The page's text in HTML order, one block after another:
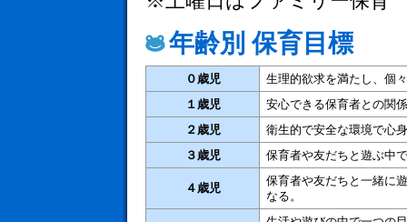
年齢別 保育目標
０歳児
生理的欲求を満たし、個
１歳児
安心できる保育者との関
２歳児
衛生的で安全な環境で心
３歳児
保育者や友だちと遊ぶ中
４歳児
保育者や友だちと一緒に
なる。